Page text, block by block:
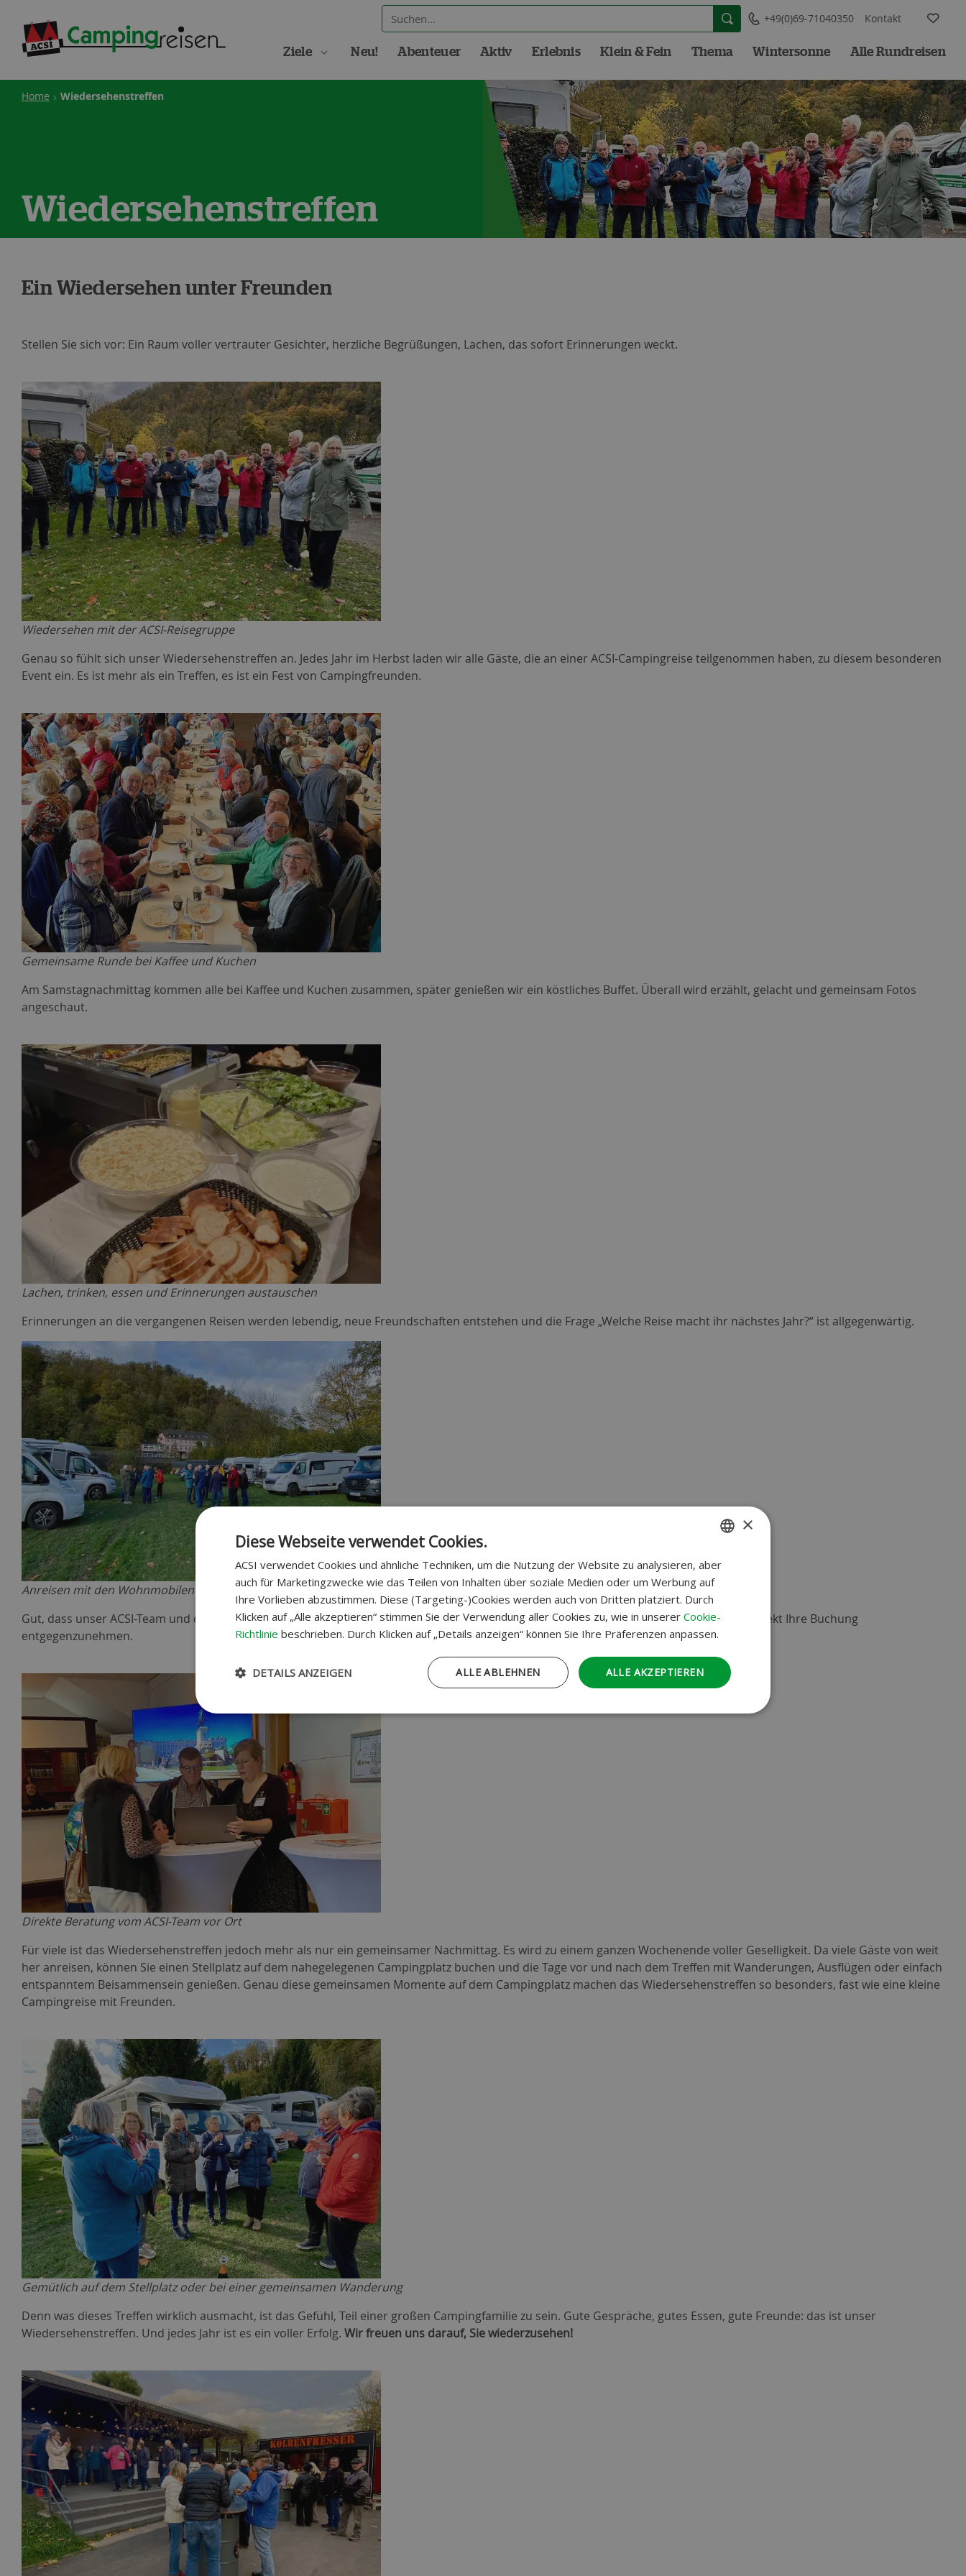
+49(0)69-71040350 Kontakt
Ziele Neu! Abenteuer Aktiv Erlebnis Klein & Fein Thema Wintersonne Alle Rundreisen
Home Wiedersehenstreffen
Wiedersehenstreffen
Ein Wiedersehen unter Freunden
Stellen Sie sich vor: Ein Raum voller vertrauter Gesichter, herzliche Begrüßungen, Lachen, das sofort Erinnerungen weckt.
Wiedersehen mit der ACSI-Reisegruppe
Genau so fühlt sich unser Wiedersehenstreffen an. Jedes Jahr im Herbst laden wir alle Gäste, die an einer ACSI-Campingreise teilgenommen haben, zu diesem besonderen
Event ein. Es ist mehr als ein Treffen, es ist ein Fest von Campingfreunden.
Gemeinsame Runde bei Kaffee und Kuchen
Am Samstagnachmittag kommen alle bei Kaffee und Kuchen zusammen, später genießen wir ein köstliches Buffet. Überall wird erzählt, gelacht und gemeinsam Fotos
angeschaut.
Lachen, trinken, essen und Erinnerungen austauschen
Erinnerungen an die vergangenen Reisen werden lebendig, neue Freundschaften entstehen und die Frage „Welche Reise macht ihr nächstes Jahr?“ ist allgegenwärtig.
Anreisen mit den Wohnmobilen und Wohnwagen
Gut, dass unser ACSI-Team und die Reiseleiter vor Ort sind, um Sie zu Ihrer Wunschreise zu beraten, Fragen zu beantworten und sogar direkt Ihre Buchung
entgegenzunehmen.
Direkte Beratung vom ACSI-Team vor Ort
Für viele ist das Wiedersehenstreffen jedoch mehr als nur ein gemeinsamer Nachmittag. Es wird zu einem ganzen Wochenende voller Geselligkeit. Da viele Gäste von weit
her anreisen, können Sie einen Stellplatz auf dem nahegelegenen Campingplatz buchen und die Tage vor und nach dem Treffen mit Wanderungen, Ausflügen oder einfach
entspanntem Beisammensein genießen. Genau diese gemeinsamen Momente auf dem Campingplatz machen das Wiedersehenstreffen so besonders, fast wie eine kleine
Campingreise mit Freunden.
Gemütlich auf dem Stellplatz oder bei einer gemeinsamen Wanderung
Denn was dieses Treffen wirklich ausmacht, ist das Gefühl, Teil einer großen Campingfamilie zu sein. Gute Gespräche, gutes Essen, gute Freunde: das ist unser
Wiedersehenstreffen. Und jedes Jahr ist es ein voller Erfolg. Wir freuen uns darauf, Sie wiederzusehen!
DUTCH
GERMAN
×
Diese Webseite verwendet Cookies.
ACSI verwendet Cookies und ähnliche Techniken, um die Nutzung der Website zu analysieren, aber
auch für Marketingzwecke wie das Teilen von Inhalten über soziale Medien oder um Werbung auf
Ihre Vorlieben abzustimmen. Diese (Targeting-)Cookies werden auch von Dritten platziert. Durch
Klicken auf „Alle akzeptieren“ stimmen Sie der Verwendung aller Cookies zu, wie in unserer Cookie-
Richtlinie beschrieben. Durch Klicken auf „Details anzeigen“ können Sie Ihre Präferenzen anpassen.
ALLE AKZEPTIEREN
ALLE ABLEHNEN
DETAILS ANZEIGEN